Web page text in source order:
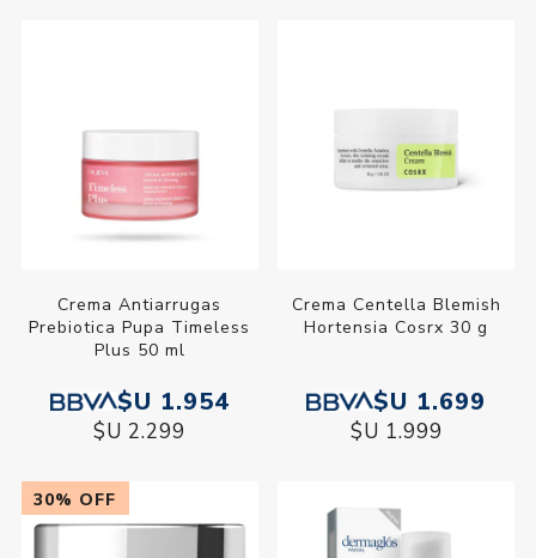
Crema Antiarrugas
Prebiotica Pupa Timeless
Plus 50 ml
$U 1.954
$U 2.299
Crema Centella Blemish
Hortensia Cosrx 30 g
$U 1.699
$U 1.999
30% OFF